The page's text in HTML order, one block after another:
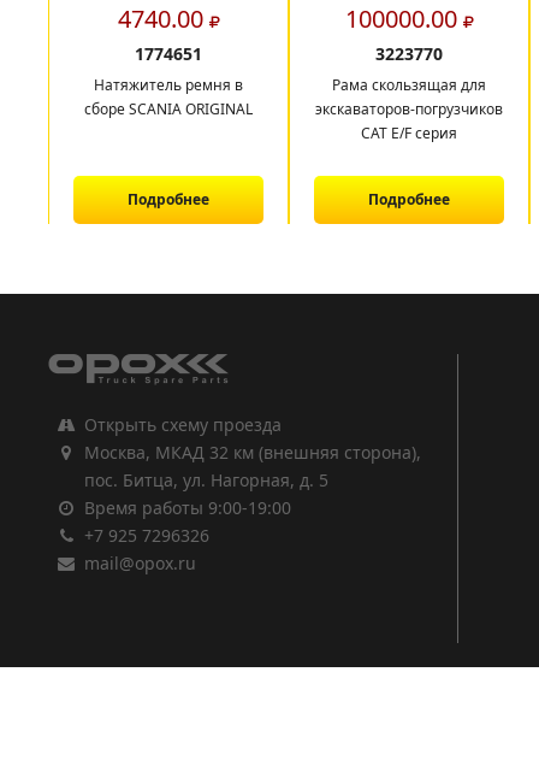
4740.00
1774651
Натяжитель ремня в
сборе SCANIA ORIGINAL
Подробнее
100000.00
3223770
Рама скользящая для
экскаваторов-погрузчиков
CAT E/F серия
Подробнее
Открыть схему проезда
Москва, МКАД 32 км (внешняя сторона),
пос. Битца, ул. Нагорная, д. 5
Время работы 9:00-19:00
+7 925 7296326
mail@opox.ru